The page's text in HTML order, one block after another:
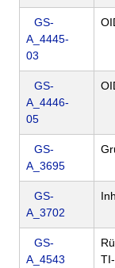
GS-
A_4445-
03
GS-
A_4446-
05
GS-
A_3695
GS-
A_3702
GS-
A_4543